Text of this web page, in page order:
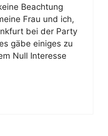
Beachtung
Frau und ich,
bei der Party
gäbe einiges zu
Null Interesse